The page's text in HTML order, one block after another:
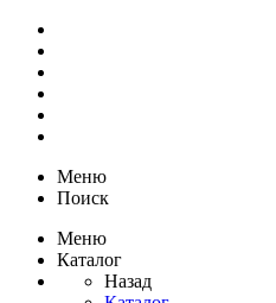
Меню
Поиск
Меню
Каталог
Назад